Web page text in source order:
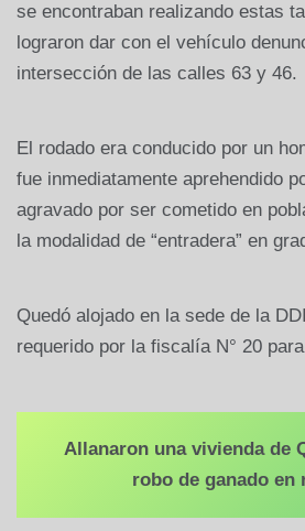
se encontraban realizando estas
lograron dar con el vehículo
intersección de las calles 63 y 46.
El rodado era conducido por un
fue inmediatamente aprehendido
agravado por ser cometido en
la modalidad de “entradera” en
Quedó alojado en la sede de la
requerido por la fiscalía N° 20
Allanaron una vivienda de
robo de ganado en